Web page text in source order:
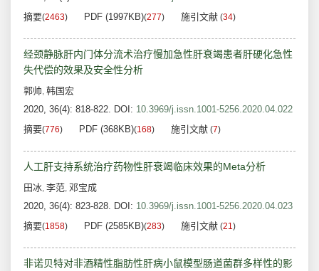
摘要(2463) PDF (1997KB)(277) 施引文献 (34)
经颈静脉肝内门体分流术治疗慢加急性肝衰竭患者肝硬化急性
失代偿的效果及安全性分析
郭帅, 韩国宏
2020, 36(4): 818-822. DOI: 10.3969/j.issn.1001-5256.2020.04.022
摘要(776) PDF (368KB)(168) 施引文献 (7)
人工肝支持系统治疗药物性肝衰竭临床效果的Meta分析
田冰, 李范, 邓宝成
2020, 36(4): 823-828. DOI: 10.3969/j.issn.1001-5256.2020.04.023
摘要(1858) PDF (2585KB)(283) 施引文献 (21)
非诺贝特对非酒精性脂肪性肝病小鼠模型肠道菌群多样性的影